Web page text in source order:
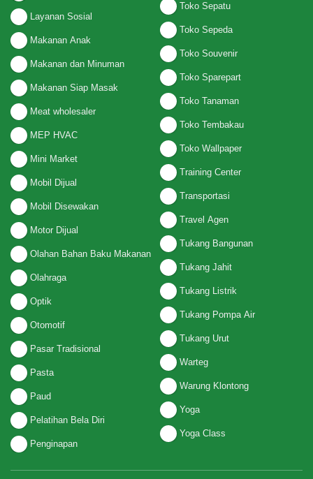
Layanan Sosial
Makanan Anak
Makanan dan Minuman
Makanan Siap Masak
Meat wholesaler
MEP HVAC
Mini Market
Mobil Dijual
Mobil Disewakan
Motor Dijual
Olahan Bahan Baku Makanan
Olahraga
Optik
Otomotif
Pasar Tradisional
Pasta
Paud
Pelatihan Bela Diri
Penginapan
Toko Sepatu
Toko Sepeda
Toko Souvenir
Toko Sparepart
Toko Tanaman
Toko Tembakau
Toko Wallpaper
Training Center
Transportasi
Travel Agen
Tukang Bangunan
Tukang Jahit
Tukang Listrik
Tukang Pompa Air
Tukang Urut
Warteg
Warung Klontong
Yoga
Yoga Class